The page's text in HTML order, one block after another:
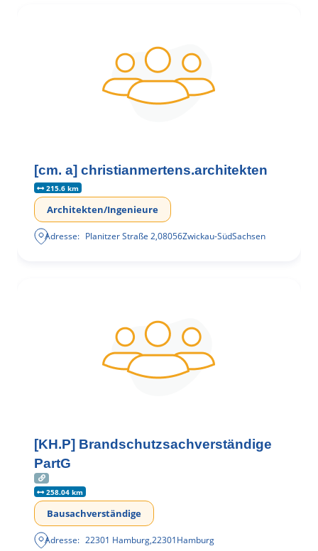
[cm. a] christianmertens.architekten
215.6 km
Architekten/Ingenieure
Adresse: Planitzer Straße 2,08056Zwickau-SüdSachsen
[KH.P] Brandschutzsachverständige
PartG
258.04 km
Bausachverständige
Adresse: 22301 Hamburg,22301Hamburg